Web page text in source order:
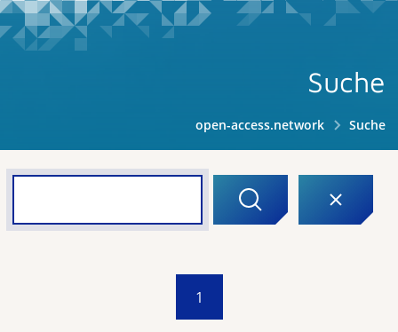
Suche
open-access.network Suche
1